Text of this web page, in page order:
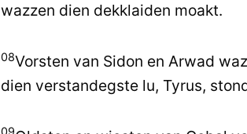
wazzen dien dekklaiden moakt.
08Vorsten van Sidon en Arwad
dien verstandegste lu, Tyrus,